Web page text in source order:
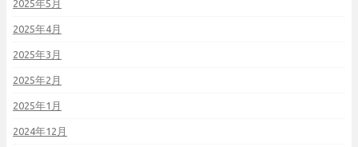
2025年5月
2025年4月
2025年3月
2025年2月
2025年1月
2024年12月